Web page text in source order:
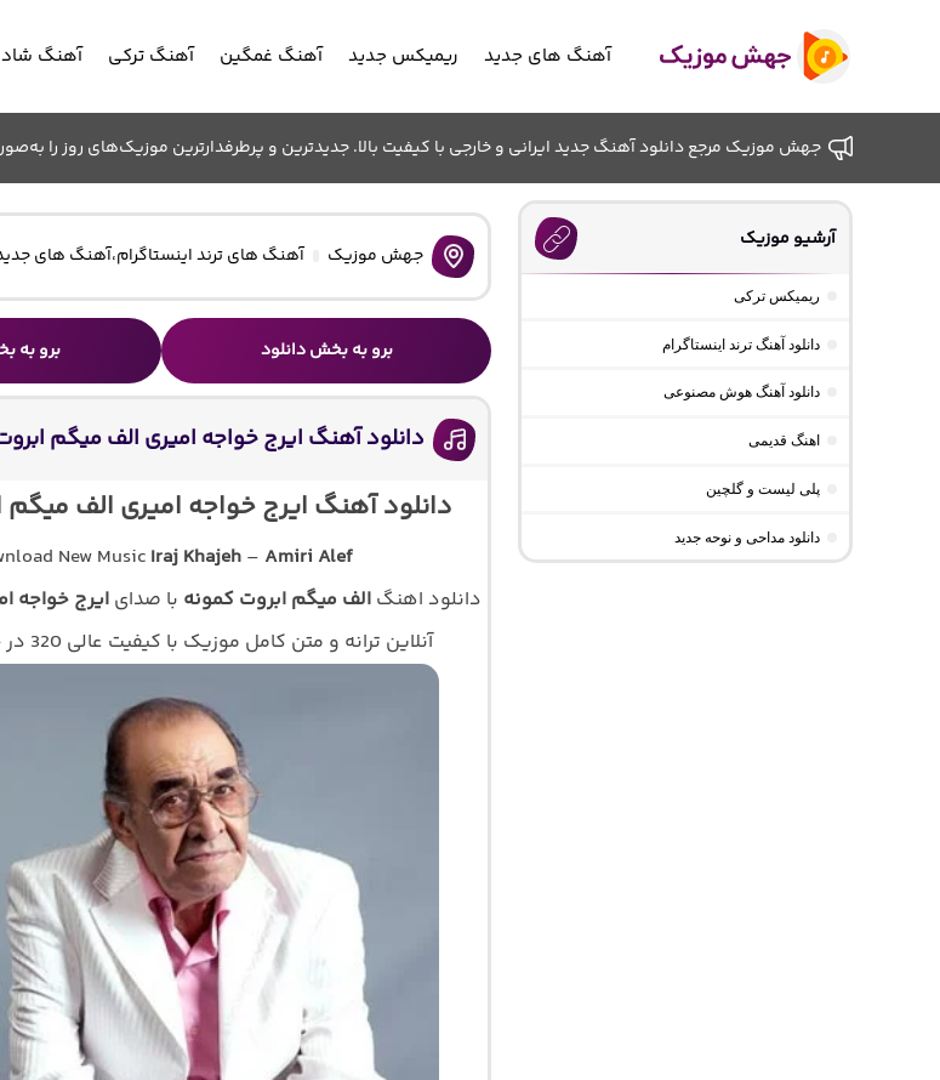
آهنگ های جدید ریمیکس جدید آهنگ غمگین آهنگ ترکی آهنگ شاد
جهش موزیک مرجع دانلود آهنگ جدید ایرانی و خارجی با کیفیت بالا. جدیدترین و پرطرفدارترین موزیک‌های روز را
جهش موزیک آهنگ های ترند اینستاگرام،آهنگ های
برو به بخش دانلود برو به
دانلود آهنگ ایرج خواجه امیری الف میگم
دانلود آهنگ ایرج خواجه امیری الف میگم
New MusicIraj Khajeh – Amiri Alef
دانلود اهنگ الف میگم ابروت کمونه با صدای ایرج خواجه
آنلاین ترانه و متن کامل موزیک با کیفیت عالی 320 در
آرشیو موزیک
ریمیکس ترکی
دانلود آهنگ ترند اینستاگرام
دانلود آهنگ هوش مصنوعی
اهنگ قدیمی
پلی لیست و گلچین
دانلود مداحی و نوحه جدید